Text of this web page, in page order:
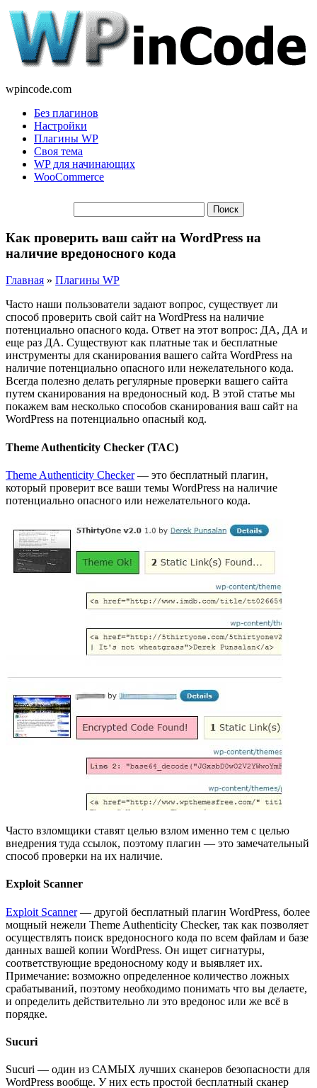
wpincode.com
Без плагинов
Настройки
Плагины WP
Своя тема
WP для начинающих
WooCommerce
Как проверить ваш сайт на WordPress на
наличие вредоносного кода
Главная » Плагины WP
Часто наши пользователи задают вопрос, существует ли
способ проверить свой сайт на WordPress на наличие
потенциально опасного кода. Ответ на этот вопрос: ДА, ДА и
еще раз ДА. Существуют как платные так и бесплатные
инструменты для сканирования вашего сайта WordPress на
наличие потенциально опасного или нежелательного кода.
Всегда полезно делать регулярные проверки вашего сайта
путем сканирования на вредоносный код. В этой статье мы
покажем вам несколько способов сканирования ваш сайт на
WordPress на потенциально опасный код.
Theme Authenticity Checker (TAC)
Theme Authenticity Checker— это бесплатный плагин,
который проверит все ваши темы WordPress на наличие
потенциально опасного или нежелательного кода.
Часто взломщики ставят целью взлом именно тем с целью
внедрения туда ссылок, поэтому плагин — это замечательный
способ проверки на их наличие.
Exploit Scanner
Exploit Scanner— другой бесплатный плагин WordPress, более
мощный нежели Theme Authenticity Checker, так как позволяет
осуществлять поиск вредоносного кода по всем файлам и базе
данных вашей копии WordPress. Он ищет сигнатуры,
соответствующие вредоносному коду и выявляет их.
Примечание: возможно определенное количество ложных
срабатываний, поэтому необходимо понимать что вы делаете,
и определить действительно ли это вредонос или же всё в
порядке.
Sucuri
Sucuri — один из САМЫХ лучших сканеров безопасности для
WordPress вообще. У них есть простой бесплатный сканер